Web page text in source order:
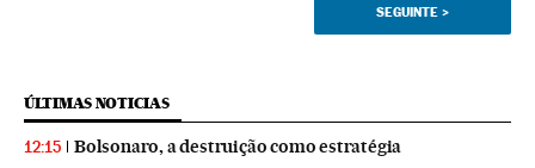
SEGUINTE >
ÚLTIMAS NOTICIAS
12:15 Bolsonaro, a destruição como estratégia